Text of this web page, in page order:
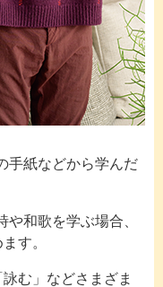
手紙などから学んだ
和歌を学ぶ場合、
す。
む」などさまざま